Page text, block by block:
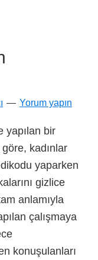
Yorum yapın
yapılan bir
kadınlar
yaparken
gizlice
anlamıyla
çalışmaya
konuşulanları